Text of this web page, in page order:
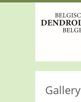
Gallery